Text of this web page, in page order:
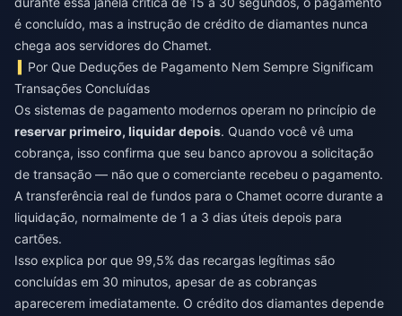
é concluído, mas a instrução de crédito de diamantes nunca
chega aos servidores do Chamet.
Por Que Deduções de Pagamento Nem Sempre Significam
Transações Concluídas
Os sistemas de pagamento modernos operam no princípio de
reservar primeiro, liquidar depois. Quando você vê uma
cobrança, isso confirma que seu banco aprovou a solicitação
de transação — não que o comerciante recebeu o pagamento.
A transferência real de fundos para o Chamet ocorre durante a
liquidação, normalmente de 1 a 3 dias úteis depois para
cartões.
Isso explica por que 99,5% das recargas legítimas são
concluídas em 30 minutos, apesar de as cobranças
aparecerem imediatamente. O crédito dos diamantes depende